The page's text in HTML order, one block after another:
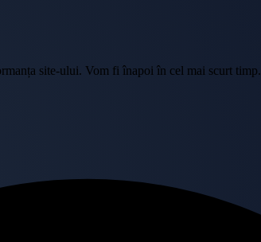
site-ului. Vom fi înapoi în cel mai scurt timp.